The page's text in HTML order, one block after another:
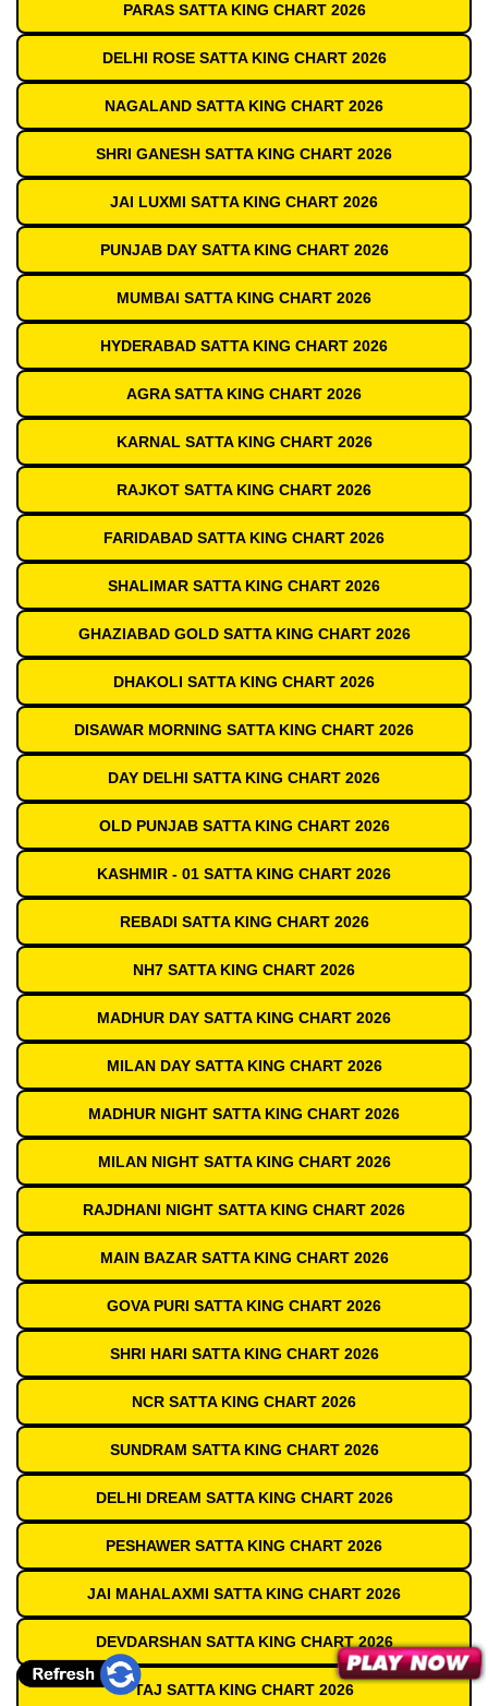
PARAS SATTA KING CHART 2026
DELHI ROSE SATTA KING CHART 2026
NAGALAND SATTA KING CHART 2026
SHRI GANESH SATTA KING CHART 2026
JAI LUXMI SATTA KING CHART 2026
PUNJAB DAY SATTA KING CHART 2026
MUMBAI SATTA KING CHART 2026
HYDERABAD SATTA KING CHART 2026
AGRA SATTA KING CHART 2026
KARNAL SATTA KING CHART 2026
RAJKOT SATTA KING CHART 2026
FARIDABAD SATTA KING CHART 2026
SHALIMAR SATTA KING CHART 2026
GHAZIABAD GOLD SATTA KING CHART 2026
DHAKOLI SATTA KING CHART 2026
DISAWAR MORNING SATTA KING CHART 2026
DAY DELHI SATTA KING CHART 2026
OLD PUNJAB SATTA KING CHART 2026
KASHMIR - 01 SATTA KING CHART 2026
REBADI SATTA KING CHART 2026
NH7 SATTA KING CHART 2026
MADHUR DAY SATTA KING CHART 2026
MILAN DAY SATTA KING CHART 2026
MADHUR NIGHT SATTA KING CHART 2026
MILAN NIGHT SATTA KING CHART 2026
RAJDHANI NIGHT SATTA KING CHART 2026
MAIN BAZAR SATTA KING CHART 2026
GOVA PURI SATTA KING CHART 2026
SHRI HARI SATTA KING CHART 2026
NCR SATTA KING CHART 2026
SUNDRAM SATTA KING CHART 2026
DELHI DREAM SATTA KING CHART 2026
PESHAWER SATTA KING CHART 2026
JAI MAHALAXMI SATTA KING CHART 2026
DEVDARSHAN SATTA KING CHART 2026
TAJ SATTA KING CHART 2026